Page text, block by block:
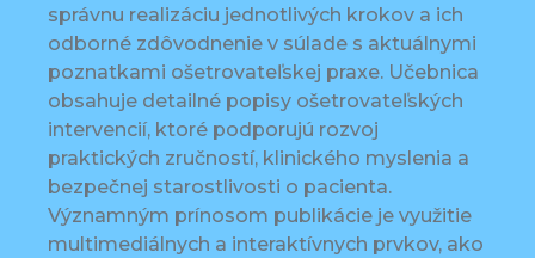
správnu realizáciu jednotlivých krokov a ich
odborné zdôvodnenie v súlade s aktuálnymi
poznatkami ošetrovateľskej praxe. Učebnica
obsahuje detailné popisy ošetrovateľských
intervencií, ktoré podporujú rozvoj
praktických zručností, klinického myslenia a
bezpečnej starostlivosti o pacienta.
Významným prínosom publikácie je využitie
multimediálnych a interaktívnych prvkov, ako